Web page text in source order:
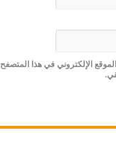
الإلكتروني في هذا المتصفح